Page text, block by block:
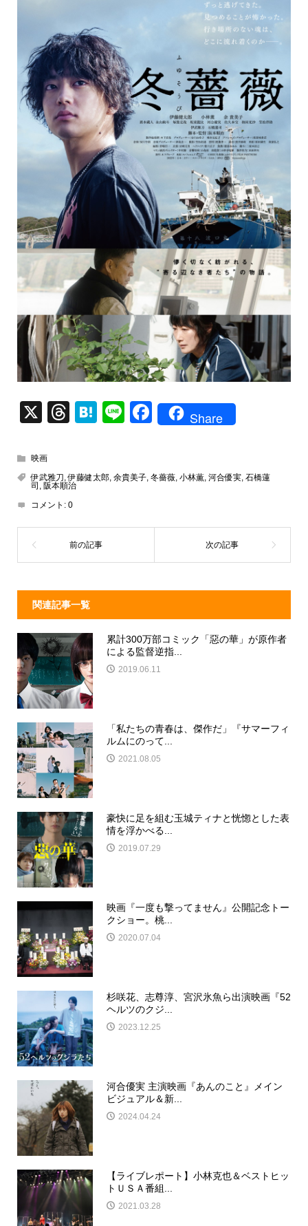
X
T
a
d
s
H
n
Li
F
e
o
k
Share
映画
伊武雅刀,伊藤健太郎, 余貴美子, 冬薔薇, 小林薫, 河合優実, 石橋蓮
司 , 阪本順治
コメント: 0
関連記事一覧
累計300万部コミック「惡の華」が原作者
による監督逆指...
2019.06.11
「私たちの青春は、傑作だ」『サマーフィ
ルムにのって...
2021.08.05
豪快に足を組む玉城ティナと恍惚とした表
情を浮かべる...
2019.07.29
映画『一度も撃ってません』公開記念トー
クショー。桃...
2020.07.04
杉咲花、志尊淳、宮沢氷魚ら出演映画『52
ヘルツのクジ...
2023.12.25
河合優実 主演映画『あんのこと』メイン
ビジュアル＆新...
2024.04.24
【ライブレポート】小林克也＆ベストヒッ
トＵＳＡ番組...
2021.03.28